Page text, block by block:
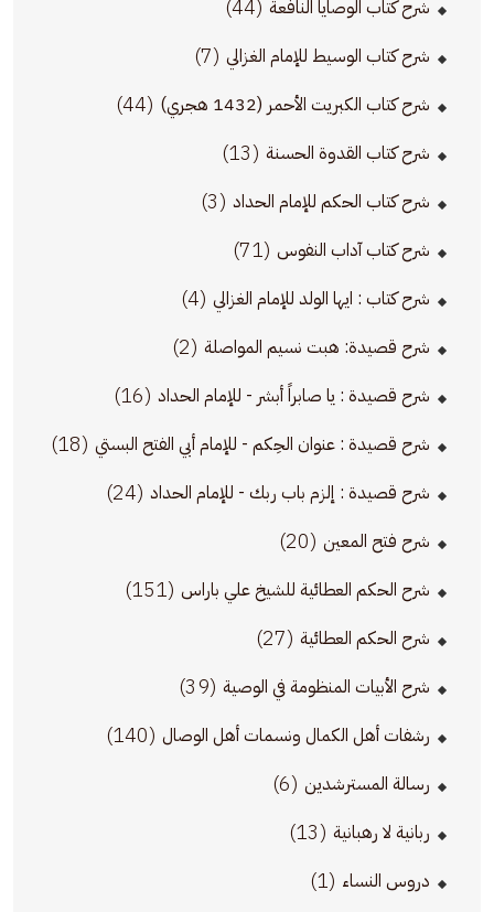
شرح كتاب الوصايا النافعة (44)
شرح كتاب الوسيط للإمام الغزالي (7)
شرح كتاب الكبريت الأحمر (1432 هجري) (44)
شرح كتاب القدوة الحسنة (13)
شرح كتاب الحكم للإمام الحداد (3)
شرح كتاب آداب النفوس (71)
شرح كتاب : ايها الولد للإمام الغزالي (4)
شرح قصيدة: هبت نسيم المواصلة (2)
شرح قصيدة : يا صابراً أبشر - للإمام الحداد (16)
شرح قصيدة : عنوان الحِكم - للإمام أبي الفتح البستي (18)
شرح قصيدة : إلزم باب ربك - للإمام الحداد (24)
شرح فتح المعين (20)
شرح الحكم العطائية للشيخ علي باراس (151)
شرح الحكم العطائية (27)
شرح الأبيات المنظومة في الوصية (39)
رشفات أهل الكمال ونسمات أهل الوصال (140)
رسالة المسترشدين (6)
ربانية لا رهبانية (13)
دروس النساء (1)